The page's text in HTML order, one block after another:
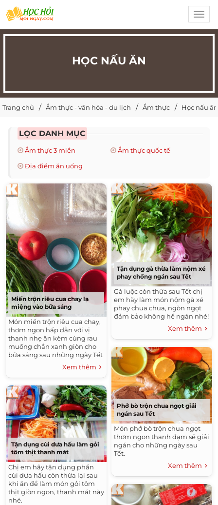
HỌC NẤU ĂN
Trang chủ Ẩm thực - văn hóa - du lịch Ẩm thực Học nấu ăn
LỌC DANH MỤC
Ẩm thực 3 miền
Ẩm thực quốc tế
Địa điểm ăn uống
Miến trộn riêu cua chay lạ
miệng vào bữa sáng
Món miến trộn riêu cua chay,
thơm ngon hấp dẫn với vị
thanh nhẹ ăn kèm cùng rau
muống chần xanh giòn cho
bữa sáng sau những ngày Tết
Xem thêm
Tận dụng cùi dưa hấu làm gỏi
tôm thịt thanh mát
Chị em hãy tận dụng phần
cùi dưa hấu còn thừa lại sau
khi ăn để làm món gỏi tôm
thịt giòn ngon, thanh mát này
nhé.
Tận dụng gà thừa làm nộm xé
phay chống ngán sau Tết
Gà luộc còn thừa sau Tết chị
em hãy làm món nộm gà xé
phay chua chua, ngòn ngọt
đảm bảo không hề ngán nhé!
Xem thêm
Phở bò trộn chua ngọt giải
ngán sau Tết
Món phở bò trộn chua ngọt
thơm ngon thanh đạm sẽ giải
ngán cho những ngày sau
Tết.
Xem thêm